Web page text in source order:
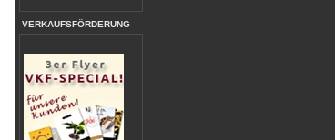
VERKAUFSFÖRDERUNG